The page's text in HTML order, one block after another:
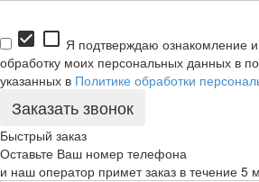
check_box check_box_outline_blank Я подтверждаю ознакомление
обработку моих персональных данных в
указанных в Политике обработки
Быстрый заказ
Оставьте Ваш номер телефона
и наш оператор примет заказ в течение 5